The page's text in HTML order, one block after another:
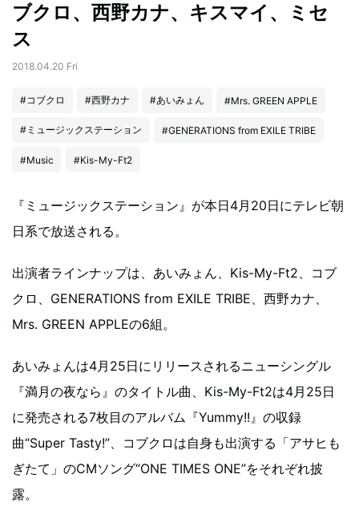
ブクロ、西野カナ、キスマイ、ミセ
ス
2018.04.20 Fri
#コブクロ #西野カナ #あいみょん #Mrs. GREEN APPLE
#ミュージックステーション #GENERATIONS from EXILE TRIBE
#Music #Kis-My-Ft2
『ミュージックステーション』が本日4月20日にテレビ朝
日系で放送される。
出演者ラインナップは、あいみょん、Kis-My-Ft2、コブ
クロ、GENERATIONS from EXILE TRIBE、西野カナ、
Mrs. GREEN APPLEの6組。
あいみょんは4月25日にリリースされるニューシングル
『満月の夜なら』のタイトル曲、Kis-My-Ft2は4月25日
に発売される7枚目のアルバム『Yummy!!』の収録
曲“Super Tasty!”、コブクロは自身も出演する「アサヒも
ぎたて」のCMソング“ONE TIMES ONE”をそれぞれ披
露。